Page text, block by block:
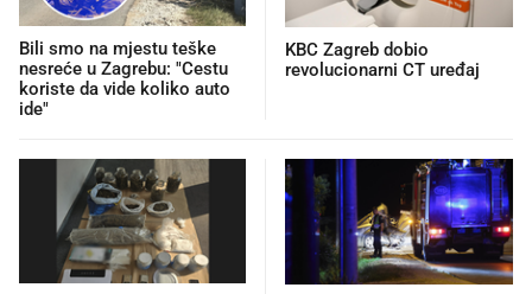
Bili smo na mjestu teške
nesreće u Zagrebu: "Cestu
koriste da vide koliko auto
ide"
KBC Zagreb dobio
revolucionarni CT uređaj